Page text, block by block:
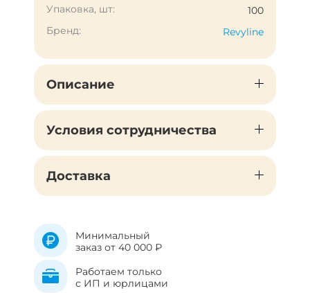
Упаковка, шт:
100
Бренд:
Revyline
Описание
Условия сотрудничества
Доставка
Минимальный
заказ от 40 000 ₽
Работаем только
с ИП и юрлицами